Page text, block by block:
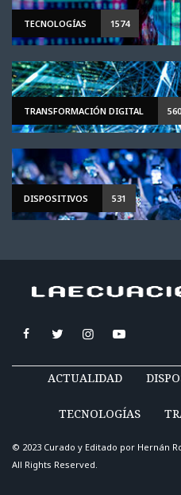
TECNOLOGÍAS 1574
TRANSFORMACIÓN DIGITAL 560
DISPOSITIVOS 531
ACTUALIDAD
TECNOLOGÍAS
© 2023 Curado y Editado por Hernán
All Rights Reserved.